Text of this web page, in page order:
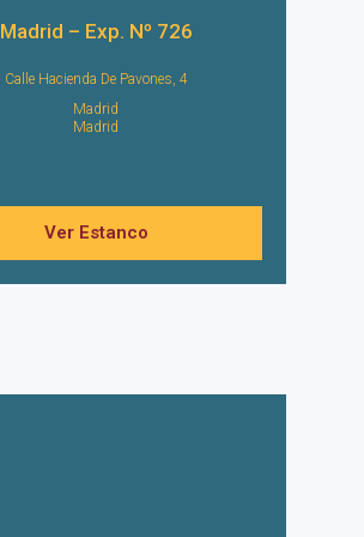
Madrid – Exp. Nº 726
Calle Hacienda De Pavones, 4
Madrid
Madrid
Ver Estanco